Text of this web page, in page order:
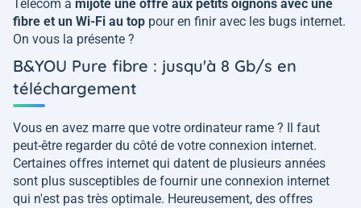
Telecom a mijoté une offre aux petits oignons avec une
fibre et un Wi-Fi au top pour en finir avec les bugs internet.
On vous la présente ?
B&YOU Pure fibre : jusqu'à 8 Gb/s en
téléchargement
Vous en avez marre que votre ordinateur rame ? Il faut
peut-être regarder du côté de votre connexion internet.
Certaines offres internet qui datent de plusieurs années
sont plus susceptibles de fournir une connexion internet
qui n'est pas très optimale. Heureusement, des offres